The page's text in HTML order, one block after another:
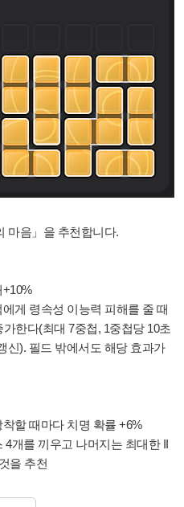
마음」을 추천합니다.
+10%
게 령속성 이능력 피해를 줄 때
한다(최대 7중첩, 1중첩당 10초
신). 필드 밖에서도 해당 효과가
할 때마다 치명 확률 +6%
4개를 끼우고 나머지는 최대한 II
을 추천